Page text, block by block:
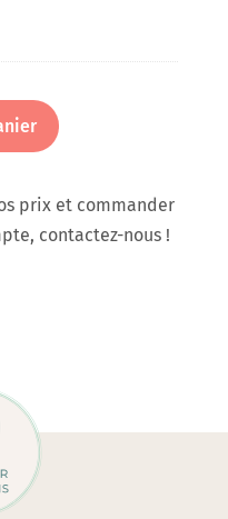
prix et commander
contactez-nous !